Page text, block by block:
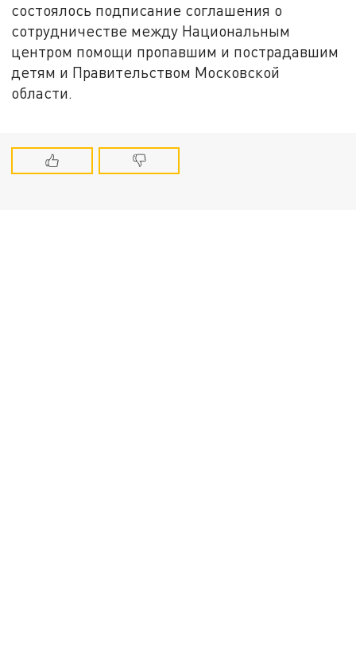
состоялось подписание соглашения о
сотрудничестве между Национальным
центром помощи пропавшим и пострадавшим
детям и Правительством Московской
области.